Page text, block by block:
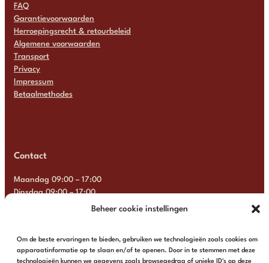
Beheer cookie instellingen
Om de beste ervaringen te bieden, gebruiken we technologieën zoals cookies om
apparaatinformatie op te slaan en/of te openen. Door in te stemmen met deze
technologieën kunnen we gegevens zoals browsegedrag of unieke ID's op deze
FAQ
Garantievoorwaarden
Herroepingsrecht & retourbeleid
Algemene voorwaarden
Transport
Privacy
Impressum
Betaalmethodes
Contact
Maandag 09:00 – 17:00
Dinsdag 09:00 – 17:00
Woensdag 09:00 – 17:00
Zaterdag Gesloten
Zondag Gesloten